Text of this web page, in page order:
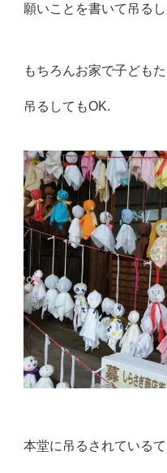
願いことを書いて吊るし
もちろんお家で子ども
吊るしてもOK.
本堂に吊るされている